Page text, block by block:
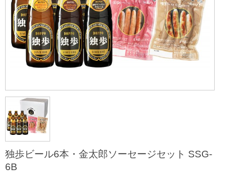
独歩ビール6本・金太郎ソーセージセット SSG-
6B